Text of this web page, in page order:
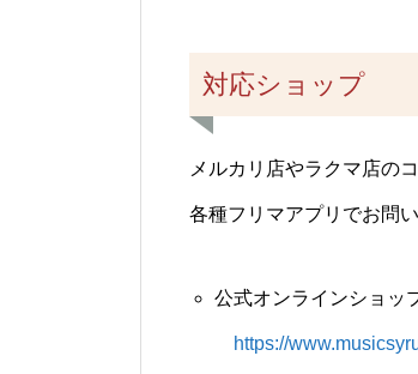
対応ショップ
メルカリ店やラクマ店の
各種フリマアプリでお問
公式オンラインショッ
https://